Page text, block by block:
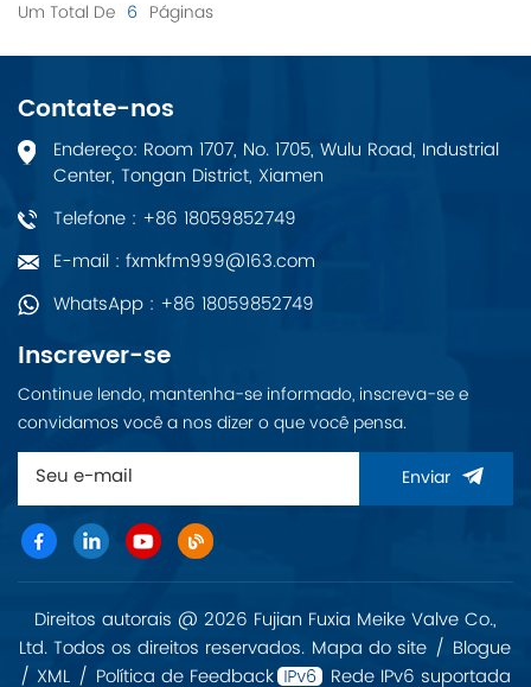
Um Total De 6 Páginas
Contate-nos
Endereço: Room 1707, No. 1705, Wulu Road, Industrial
Center, Tongan District, Xiamen
Telefone : +86 18059852749
E-mail : fxmkfm999@163.com
WhatsApp : +86 18059852749
Inscrever-se
Continue lendo, mantenha-se informado, inscreva-se e
convidamos você a nos dizer o que você pensa.
Enviar
Direitos autorais @ 2026 Fujian Fuxia Meike Valve Co.,
Ltd. Todos os direitos reservados. Mapa do site / Blogue
/ XML / Política de Feedback Rede IPv6 suportada